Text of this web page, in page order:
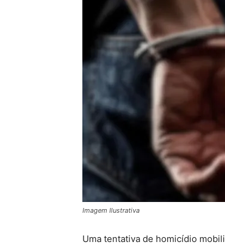
Imagem Ilustrativa
Uma tentativa de homicídio